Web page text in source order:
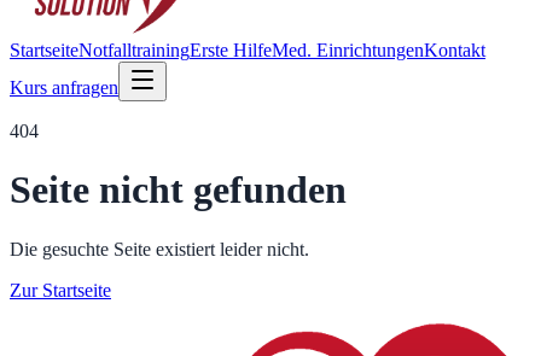
StartseiteNotfalltrainingErste HilfeMed. EinrichtungenKontakt
Kurs anfragen
404
Seite nicht gefunden
Die gesuchte Seite existiert leider nicht.
Zur Startseite